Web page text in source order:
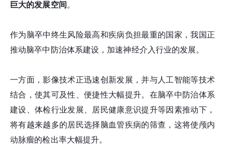
巨大的发展空间 。
作为脑卒中终生风险最高和疾病负担最重的国家，我国正
推动脑卒中防治体系建设，加速神经介入行业的发展。
一方面，影像技术正迅速创新发展，并与人工智能等技术
结合，使其可及性、便捷性大幅提升。在脑卒中防治体系
建设、体检行业发展、居民健康意识提升等因素推动下，
将有越来越多的居民选择脑血管疾病的筛查，这将使颅内
动脉瘤的检出率大幅提升。